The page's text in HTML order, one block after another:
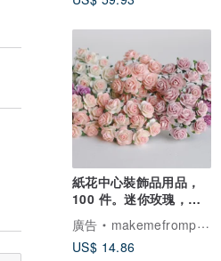
紙花中心裝飾品用品，
100 件。迷你玫瑰，尺
寸 1.5 厘米，粉紅色
廣告
makemefrompaper
US$ 14.86